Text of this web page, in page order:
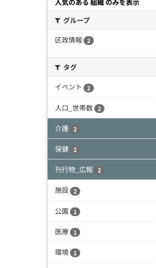
人気のある 組織 のみを表示
グループ
区政情報
2
タグ
イベント
2
人口_世帯数 2
介護 2
保健 2
刊行物_広報 2
施設 2
公園 1
医療 1
環境 1